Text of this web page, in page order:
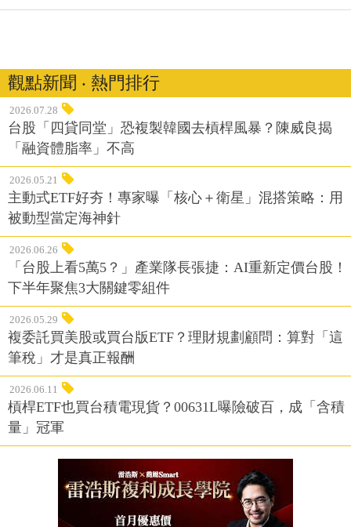
觀點新聞 ‧ 熱門排行
2026.07.28
台股「四貸同堂」恐複製韓國去槓桿風暴？陳威良揭
「融資體脂率」不高
2026.05.21
主動式ETF好夯！專家曝「核心＋衛星」混搭策略：用
被動型當定海神針
2026.06.26
「台股上看5萬5？」產業隊長張捷：AI重新定價台股！
下半年聚焦3大關鍵零組件
2026.05.29
複委託買美股或買台版ETF？理財規劃顧問：算對「這
筆稅」才是真正報酬
2026.06.11
槓桿ETF也買台積電現貨？00631L曝險破百，成「含積
量」冠軍